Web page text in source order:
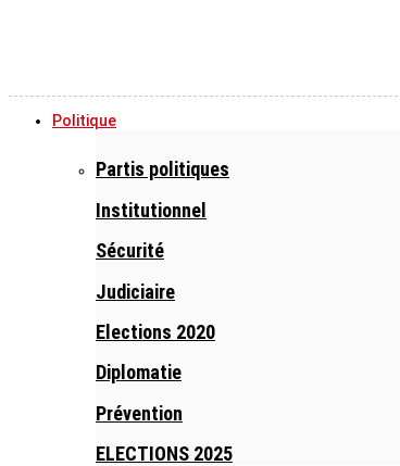
Politique
Partis politiques
Institutionnel
Sécurité
Judiciaire
Elections 2020
Diplomatie
Prévention
ELECTIONS 2025